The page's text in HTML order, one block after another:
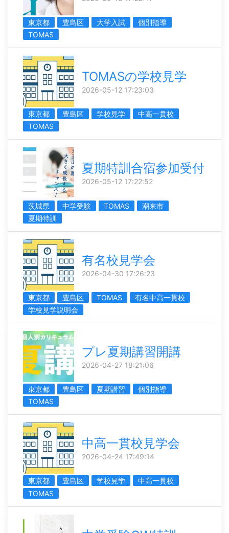
東京都 豊島区 大学入試
個別指導
TOMAS
TOMASの学校見学
2026-05-12 17:23:03
東京都 豊島区 学校見学
中高一貫校
TOMAS
夏期特訓合宿参加受付
2026-05-12 17:22:52
茨城県 中学受験 TOMAS
潮来市
夏期特訓
有名校見学会
2026-04-30 17:26:23
東京都 豊島区 TOMAS
有名中高一貫校
学校見学説明会
プレ夏期講習開講
2026-04-27 18:21:06
東京都 豊島区 夏期講習
個別指導
TOMAS
中高一貫校見学会
2026-04-24 17:49:14
東京都 豊島区 学校見学
中高一貫校
TOMAS